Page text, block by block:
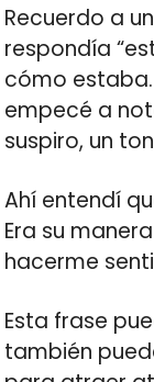
Recuerdo a
respondía
cómo
empecé a
suspiro, un
Ahí entendí
Era su
hacerme
Esta frase
también